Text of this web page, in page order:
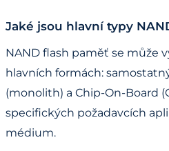
Jaké jsou hlavní typy
NAND flash paměť se může
hlavních formách:
(monolith) a Chip-On-Board
specifických požadavcích
médium.